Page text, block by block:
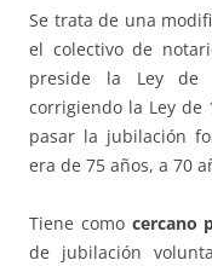
Se trata de una
el colectivo de
preside la Ley de
corrigiendo la Ley de
pasar la jubilación
era de 75 años, a 70
Tiene como cercano
de jubilación